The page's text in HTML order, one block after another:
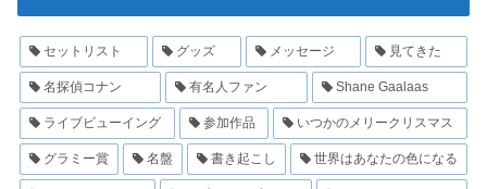
セットリスト グッズ メッセージ 見てきた
名探偵コナン 有名人ファン Shane Gaalaas
ライブビューイング 参加作品 いつかのメリークリスマス
グラミー賞 名盤 書き起こし 世界はあなたの色になる